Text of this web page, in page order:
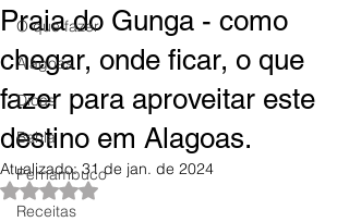
O que fazer
Alagoas
Dicas
Bahia
Pernambuco
Receitas
Praia do Gunga - como
chegar, onde ficar, o que
fazer para aproveitar este
destino em Alagoas.
Atualizado:31 de jan. de 2024
Avaliado com NaN de 5 estrelas.